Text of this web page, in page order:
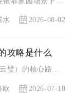
水 2026-08-02
攻略是什么
乱斗西游2中获取玉（凌云璧）的核心路径是：周本保底、日常与任...
欧 2026-07-18